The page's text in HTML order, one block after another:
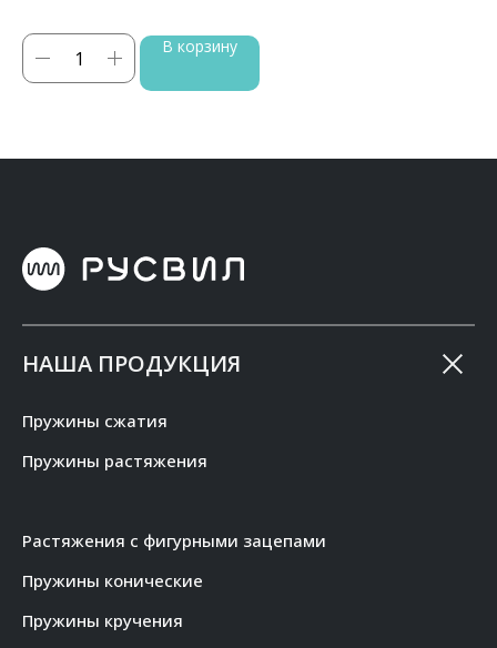
В корзину
НАША ПРОДУКЦИЯ
Пружины сжатия
Пружины растяжения
Растяжения с фигурными зацепами
Пружины конические
Пружины кручения